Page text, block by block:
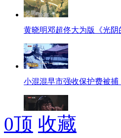
黄晓明邓超佟大为版《光阴
小混混早市强收保护费被捕
特型演员偷助理银行卡盗刷
0顶 收藏